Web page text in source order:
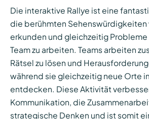
Die interaktive Rallye ist eine
die berühmten Sehenswürdigkeiten
erkunden und gleichzeitig Probleme
Team zu arbeiten. Teams arbeiten
Rätsel zu lösen und
während sie gleichzeitig neue Orte
entdecken. Diese Aktivität
Kommunikation, die
strategische Denken und ist somit